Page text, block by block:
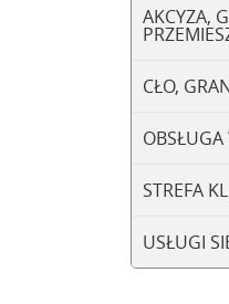
AKCYZA,
CŁO,
OBSŁUGA
STREFA
USŁUGI